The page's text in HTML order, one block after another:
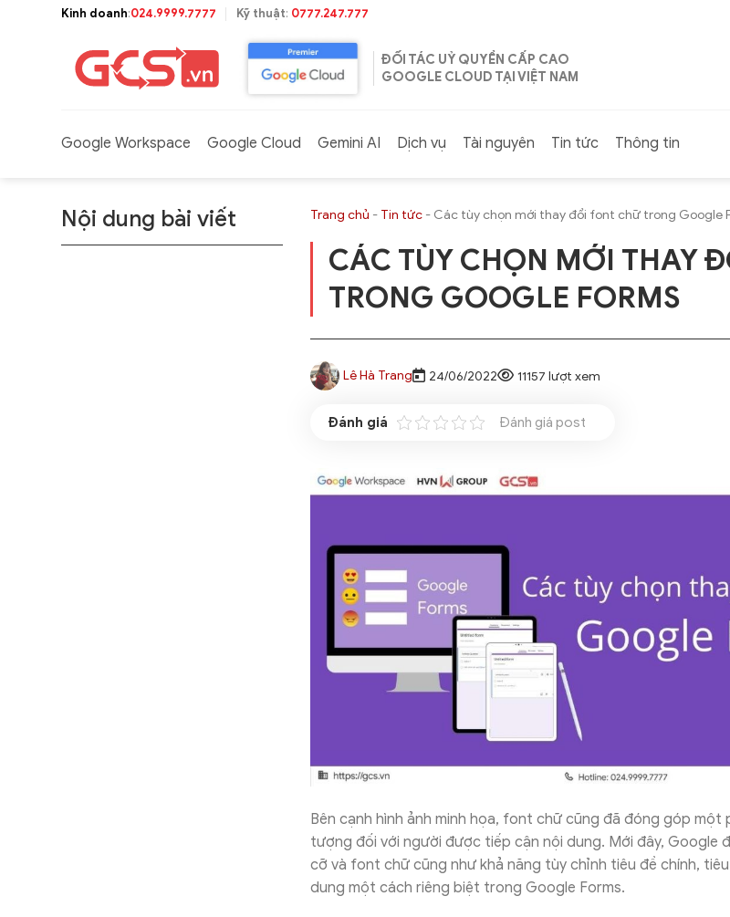
Kinh doanh:024.9999.7777 Kỹ thuật: 0777.247.777
ĐỐI TÁC UỶ QUYỀN CẤP CAO
GOOGLE CLOUD TẠI VIỆT NAM
Google Workspace Google Cloud Gemini AI Dịch vụ Tài nguyên Tin tức Thông tin
Nội dung bài viết Trang chủ - Tin tức- Các tùy chọn mới thay đổi font chữ trong Google
CÁC TÙY CHỌN MỚI THAY
TRONG GOOGLE FORMS
Lê Hà Trang 24/06/2022 11157 lượt xem
Đánh giá post
Bên cạnh hình ảnh minh họa, font chữ cũng đã đóng góp một
tượng đối với người được tiếp cận nội dung. Mới đây, Google
cỡ và font chữ cũng như khả năng tùy chỉnh tiêu đề chính,
dung một cách riêng biệt trong Google Forms.